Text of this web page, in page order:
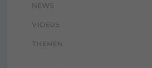
NEWS
VIDEOS
THEMEN